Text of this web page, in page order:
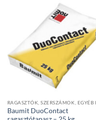
Baumit DuoContact